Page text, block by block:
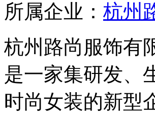
所属企业： 杭州
杭州路尚服饰有
是一家集研发、
时尚女装的新型